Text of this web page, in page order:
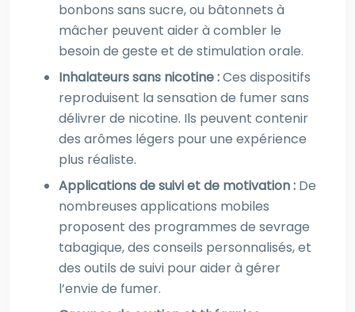
bonbons sans sucre, ou bâtonnets à
mâcher peuvent aider à combler le
besoin de geste et de stimulation orale.
Inhalateurs sans nicotine :Ces dispositifs
reproduisent la sensation de fumer sans
délivrer de nicotine. Ils peuvent contenir
des arômes légers pour une expérience
plus réaliste.
Applications de suivi et de motivation : De
nombreuses applications mobiles
proposent des programmes de sevrage
tabagique, des conseils personnalisés, et
des outils de suivi pour aider à gérer
l’envie de fumer.